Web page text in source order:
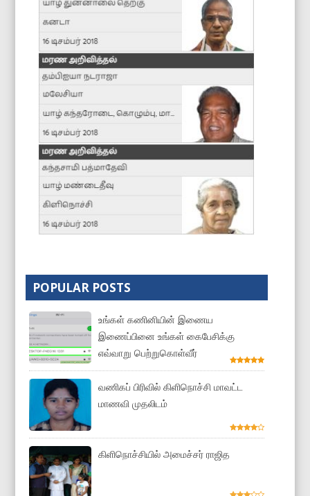
POPULAR POSTS
உங்கள் கணினியின் இணைய
இணைப்பினை உங்கள் கைபேசிக்கு
எவ்வாறு பெற்றுகொள்வீர்
வணிகப் பிரிவில் கிளிநொச்சி மாவட்ட
மாணவி முதலிடம்
கிளிநொச்சியில் அமைச்சர் ராஜித